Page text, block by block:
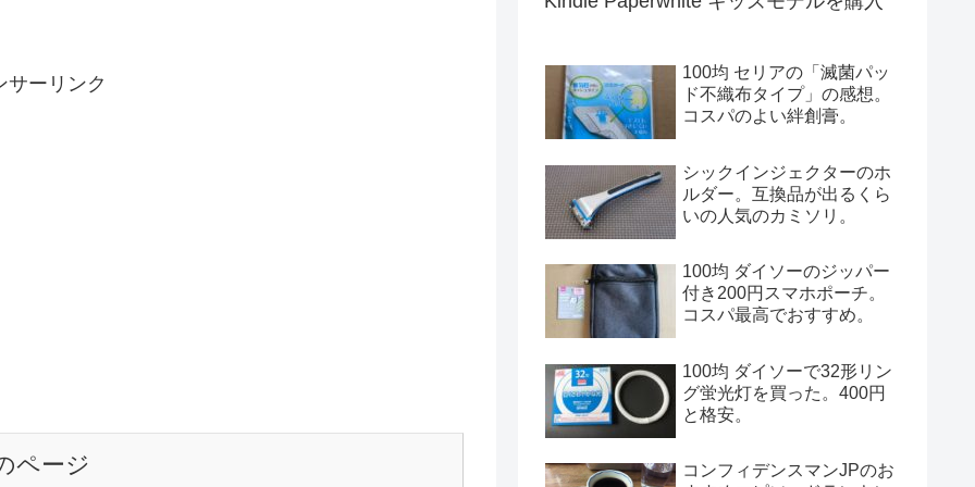
サーリンク
ページ
100均 セリアの「滅菌パッ
ド不織布タイプ」の感想。
コスパのよい絆創膏。
シックインジェクターのホ
ルダー。互換品が出るくら
いの人気のカミソリ。
100均 ダイソーのジッパー
付き200円スマホポーチ。
コスパ最高でおすすめ。
100均 ダイソーで32形リン
グ蛍光灯を買った。400円
と格安。
コンフィデンスマンJPのお